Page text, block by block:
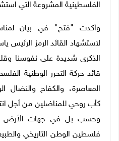
الفلسطينية المشروعة التي
وأكدت "فتح" في بيان
لاستشهاد القائد الرمز الرئيس
الذكرى شديدة على نفوسنا
قائد حركة التحرر الوطنية
المعاصرة، والكفاح والنضال
كأب روحي للمناضلين من أجل
وحسب بل في جهات الأرض
فلسطين الوطن التاريخي